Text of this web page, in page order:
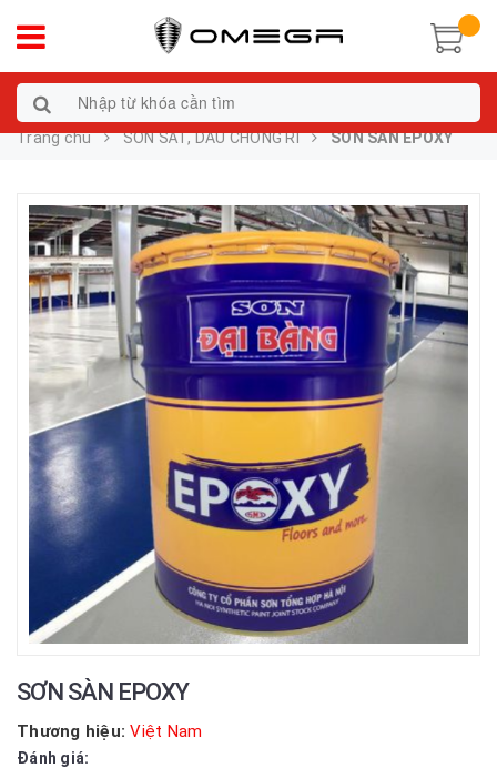
Trang chủ SƠN SẮT, DẦU CHỐNG RỈ SƠN SÀN EPOXY
SƠN SÀN EPOXY
Thương hiệu: Việt Nam
Đánh giá: